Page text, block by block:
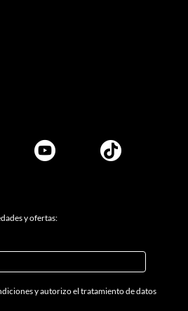
y ofertas:
yautorizo el tratamiento de datos